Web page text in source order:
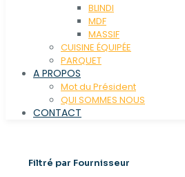
BLINDI
MDF
MASSIF
CUISINE ÉQUIPÉE
PARQUET
A PROPOS
Mot du Président
QUI SOMMES NOUS
CONTACT
Filtré par Fournisseur